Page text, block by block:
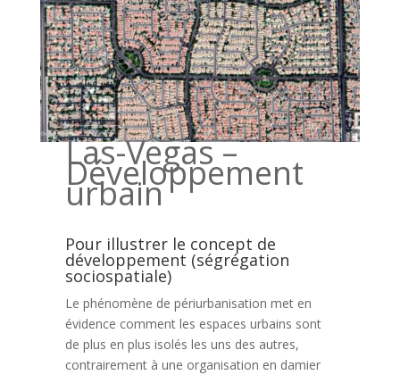
Las-Vegas –
Développement
urbain
Pour illustrer le concept de
développement (ségrégation
sociospatiale)
Le phénomène de périurbanisation met en
évidence comment les espaces urbains sont
de plus en plus isolés les uns des autres,
contrairement à une organisation en damier